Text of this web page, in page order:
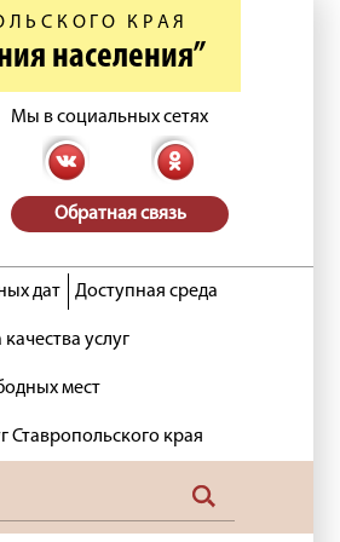
КРАЯ
населения”
Мы в социальных сетях
Обратная связь
дат Доступная среда
услуг
мест
Ставропольского края